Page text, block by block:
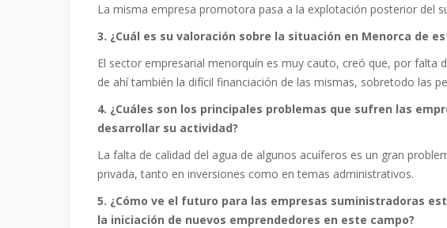
La misma empresa promotora pasa a la explotación posterior del
3. ¿Cuál es su valoración sobre la situación en Menorca de
El sector empresarial menorquín es muy cauto, creó que, por falta
de ahí también la difícil financiación de las mismas, sobretodo las
4. ¿Cuáles son los principales problemas que sufren las
desarrollar su actividad?
La falta de calidad del agua de algunos acuíferos es un gran
privada, tanto en inversiones como en temas administrativos.
5. ¿Cómo ve el futuro para las empresas suministradoras
la iniciación de nuevos emprendedores en este campo?